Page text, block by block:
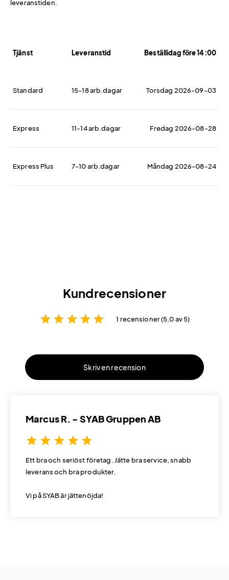
leveranstiden.
Tjänst Leveranstid Beställidag före 14:00
Standard 15-18 arb.dagar Torsdag 2026-09-03
Express 11-14 arb.dagar Fredag 2026-08-28
Express Plus 7-10 arb.dagar Måndag 2026-08-24
Kundrecensioner
star star star star star 1 recensioner (5,0 av 5)
Skriv en recension
star star star star star
Marcus R. - SYAB Gruppen AB
Ett bra och seriöst företag. Jätte bra service, snabb
leverans och bra produkter.
Vi på SYAB är jättenöjda!